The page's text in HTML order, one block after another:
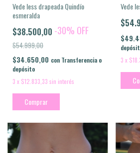
Vede less drapeada Quindío
esmeralda
$38.500,00 -30% OFF
$54.999,00
$34.650,00 con Transferencia o
depósito
3 x $12.833,33 sin interés
Comprar
Vede
3 x